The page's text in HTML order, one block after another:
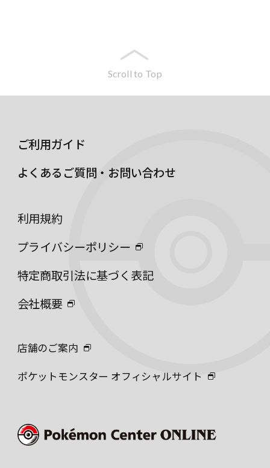
Scroll to Top
ご利用ガイド
よくあるご質問・お問い合わせ
利用規約
プライバシーポリシー
特定商取引法に基づく表記
会社概要
店舗のご案内
ポケットモンスター オフィシャルサイト